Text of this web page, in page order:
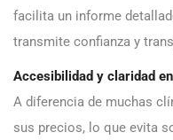
facilita un informe
transmite confianza y
Accesibilidad y claridad
A diferencia de muchas
sus precios, lo que evita